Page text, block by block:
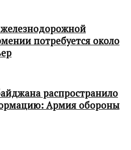
потребуется около
распространило
Армия обороны